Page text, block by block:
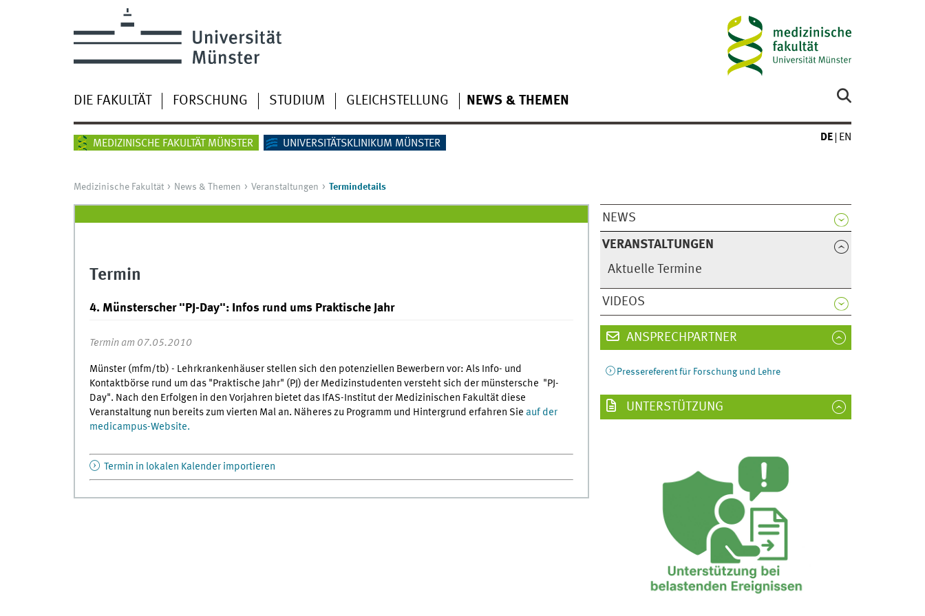
DIE FAKULTÄT FORSCHUNG STUDIUM GLEICHSTELLUNG NEWS & THEMEN
MEDIZINISCHE FAKULTÄT MÜNSTER UNIVERSITÄTSKLINIKUM MÜNSTER
DE EN
Medizinische Fakultät News & Themen Veranstaltungen Termindetails
NEWS
VERANSTALTUNGEN
Aktuelle Termine
VIDEOS
Termin
4. Münsterscher "PJ-Day": Infos rund ums Praktische Jahr
Termin am 07.05.2010
Münster (mfm/tb) - Lehrkrankenhäuser stellen sich den potenziellen Bewerbern vor: Als Info- und
Kontaktbörse rund um das "Praktische Jahr" (PJ) der Medizinstudenten versteht sich der münstersche "PJ-
Day". Nach den Erfolgen in den Vorjahren bietet das IfAS-Institut der Medizinischen Fakultät diese
Veranstaltung nun bereits zum vierten Mal an. Näheres zu Programm und Hintergrund erfahren Sie auf der
medicampus-Website.
Termin in lokalen Kalender importieren
ANSPRECHPARTNER
Pressereferent für Forschung und Lehre
UNTERSTÜTZUNG